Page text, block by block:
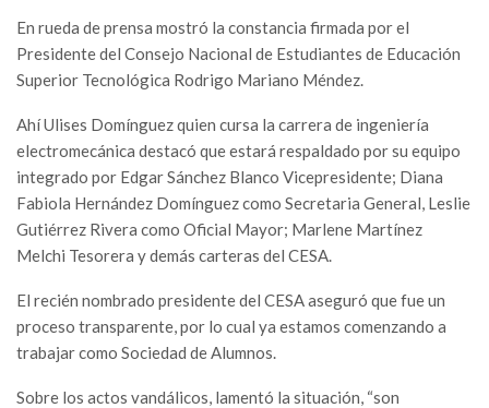
En rueda de prensa mostró la constancia firmada por el
Presidente del Consejo Nacional de Estudiantes de Educación
Superior Tecnológica Rodrigo Mariano Méndez.
Ahí Ulises Domínguez quien cursa la carrera de ingeniería
electromecánica destacó que estará respaldado por su equipo
integrado por Edgar Sánchez Blanco Vicepresidente; Diana
Fabiola Hernández Domínguez como Secretaria General, Leslie
Gutiérrez Rivera como Oficial Mayor; Marlene Martínez
Melchi Tesorera y demás carteras del CESA.
El recién nombrado presidente del CESA aseguró que fue un
proceso transparente, por lo cual ya estamos comenzando a
trabajar como Sociedad de Alumnos.
Sobre los actos vandálicos, lamentó la situación, “son